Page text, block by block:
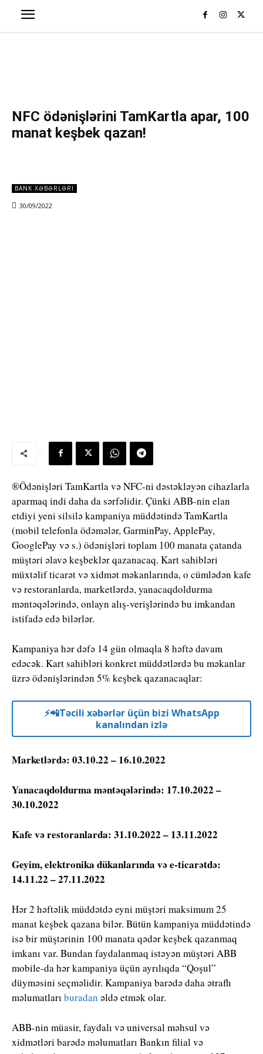
NFC ödənişlərini TamKartla apar, 100
manat keşbek qazan!
BANK XƏBƏRLƏRI
30/09/2022
®Ödənişləri TamKartla və NFC-ni dəstəkləyən cihazlarla
aparmaq indi daha da sərfəlidir. Çünki ABB-nin elan
etdiyi yeni silsilə kampaniya müddətində TamKartla
(mobil telefonla ödəmələr, GarminPay, ApplePay,
GooglePay və s.) ödənişləri toplam 100 manata çatanda
müştəri əlavə keşbeklər qazanacaq. Kart sahibləri
müxtəlif ticarət və xidmət məkanlarında, o cümlədən kafe
və restoranlarda, marketlərdə, yanacaqdoldurma
məntəqələrində, onlayn alış-verişlərində bu imkandan
istifadə edə bilərlər.
Kampaniya hər dəfə 14 gün olmaqla 8 həftə davam
edəcək. Kart sahibləri konkret müddətlərdə bu məkanlar
üzrə ödənişlərindən 5% keşbek qazanacaqlar:
⚡️📲Təcili xəbərlər üçün bizi WhatsApp
kanalından izlə
Marketlərdə: 03.10.22 – 16.10.2022
Yanacaqdoldurma məntəqələrində: 17.10.2022 –
30.10.2022
Kafe və restoranlarda: 31.10.2022 – 13.11.2022
Geyim, elektronika dükanlarında və e-ticarətdə:
14.11.22 – 27.11.2022
Hər 2 həftəlik müddətdə eyni müştəri maksimum 25
manat keşbek qazana bilər. Bütün kampaniya müddətində
isə bir müştərinin 100 manata qədər keşbek qazanmaq
imkanı var. Bundan faydalanmaq istəyən müştəri ABB
mobile-da hər kampaniya üçün ayrılıqda “Qoşul”
düyməsini seçməlidir. Kampaniya barədə daha ətraflı
məlumatları buradan əldə etmək olar.
ABB-nin müasir, faydalı və universal məhsul və
xidmətləri barədə məlumatları Bankın filial və